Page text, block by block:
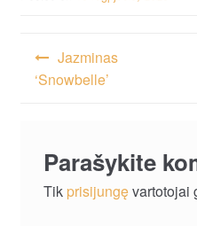
Navigacija
tarp
Jazminas
‘Snowbelle’
Parašykite
Tik prisijungęvartotojai